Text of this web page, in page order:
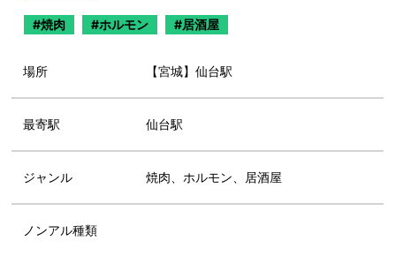
焼肉 ホルモン 居酒屋
場所 【宮城】仙台駅
最寄駅 仙台駅
ジャンル 焼肉、ホルモン、居酒屋
ノンアル種類